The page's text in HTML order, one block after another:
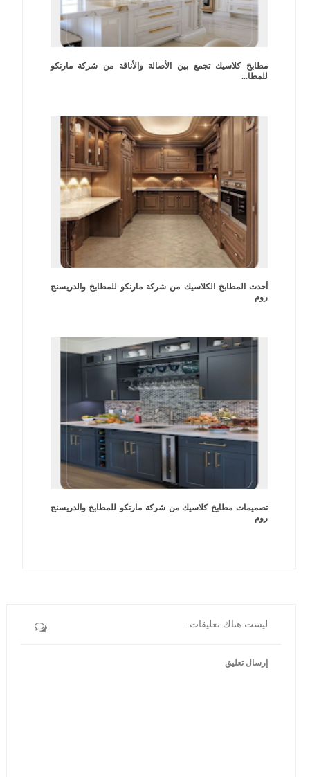
مطابخ كلاسيك تجمع بين الأصالة والأناقة من شركة مارنكو
للمطا...
أحدث المطابخ الكلاسيك من شركة مارنكو للمطابخ والدريسنج
روم
تصميمات مطابخ كلاسيك من شركة مارنكو للمطابخ والدريسنج
روم
ليست هناك تعليقات:
إرسال تعليق